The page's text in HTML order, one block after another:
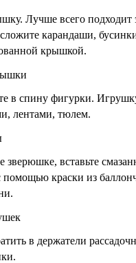
Лучше всего подходит
карандаши,
крышкой.
в спину фигурки.
лентами, тюлем.
зверюшке, вставьте
помощью краски из
в держатели